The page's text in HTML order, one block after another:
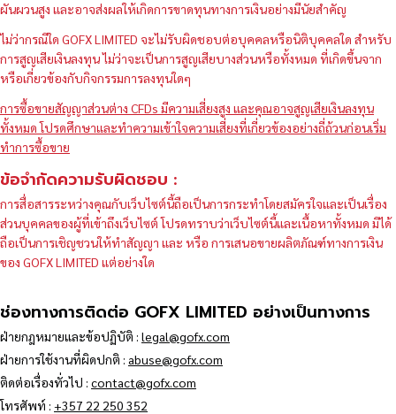
ผันผวนสูง และอาจส่งผลให้เกิดการขาดทุนทางการเงินอย่างมีนัยสำคัญ
ไม่ว่ากรณีใด GOFX LIMITED จะไม่รับผิดชอบต่อบุคคลหรือนิติบุคคลใด สำหรับ
การสูญเสียเงินลงทุน ไม่ว่าจะเป็นการสูญเสียบางส่วนหรือทั้งหมด ที่เกิดขึ้นจาก
หรือเกี่ยวข้องกับกิจกรรมการลงทุนใดๆ
การซื้อขายสัญญาส่วนต่าง CFDs มีความเสี่ยงสูง และคุณอาจสูญเสียเงินลงทุน
ทั้งหมด โปรดศึกษาและทำความเข้าใจความเสี่ยงที่เกี่ยวข้องอย่างถี่ถ้วนก่อนเริ่ม
ทำการซื้อขาย
ข้อจำกัดความรับผิดชอบ :
การสื่อสารระหว่างคุณกับเว็บไซต์นี้ถือเป็นการกระทำโดยสมัครใจและเป็นเรื่อง
ส่วนบุคคลของผู้ที่เข้าถึงเว็บไซต์ โปรดทราบว่าเว็บไซต์นี้และเนื้อหาทั้งหมด มิได้
ถือเป็นการเชิญชวนให้ทำสัญญา และ หรือ การเสนอขายผลิตภัณฑ์ทางการเงิน
ของ GOFX LIMITED แต่อย่างใด
ช่องทางการติดต่อ GOFX LIMITED อย่างเป็นทางการ
ฝ่ายกฎหมายและข้อปฏิบัติ : legal@gofx.com
ฝ่ายการใช้งานที่ผิดปกติ : abuse@gofx.com
ติดต่อเรื่องทั่วไป : contact@gofx.com
โทรศัพท์ : +357 22 250 352